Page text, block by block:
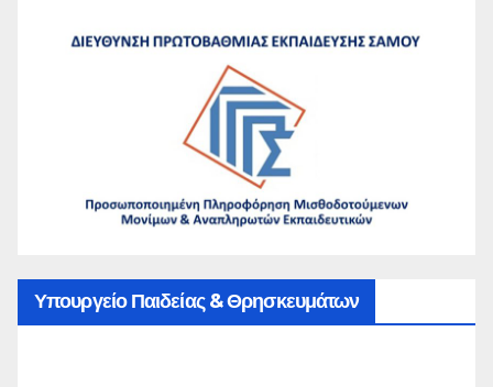
Υπουργείο Παιδείας & Θρησκευμάτων